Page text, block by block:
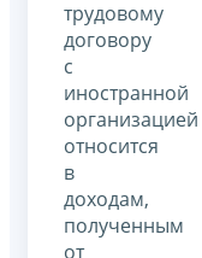
трудовому
договору
с
иностранной
организацией
относится
в
доходам,
полученным
от